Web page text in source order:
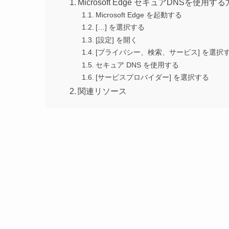
Microsoft Edge セキュアDNSを使用する
Microsoft Edge を起動する
[…] を選択する
[設定] を開く
[プライバシー、検索、サービス] を選択
セキュア DNS を使用する
[サービスプロバイダー] を選択する
関連リソース